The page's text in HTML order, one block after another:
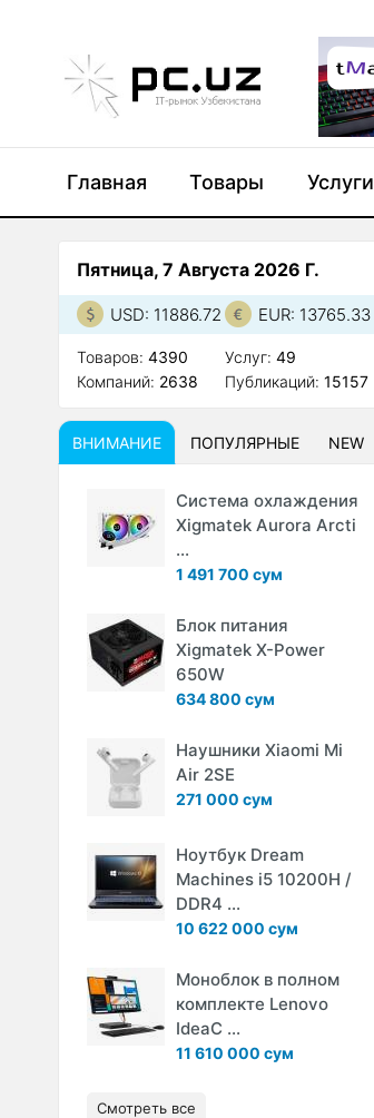
Главная Товары Услуги
ООО
Пятница, 7 Августа 2026 Г.
USD: 11886.72 EUR: 13765.33
Товаров: 4390
Компаний: 2638
Услуг:49
Публикаций:15157
ВНИМАНИЕ ПОПУЛЯРНЫЕ NEW
Система охлаждения
Xigmatek Aurora Arcti
...
1 491 700 сум
Блок питания
Xigmatek X-Power
650W
634 800 сум
Наушники Xiaomi Mi
Air 2SE
271 000 сум
Ноутбук Dream
Machines i5 10200H /
DDR4 ...
10 622 000 сум
Моноблок в полном
комплекте Lenovo
IdeaC ...
11 610 000 сум
Смотреть все